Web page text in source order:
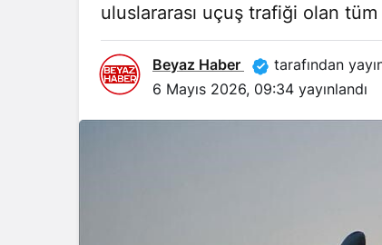
uluslararası uçuş trafiği olan
Beyaz Haber
tarafından
6 Mayıs 2026, 09:34 yayınlandı